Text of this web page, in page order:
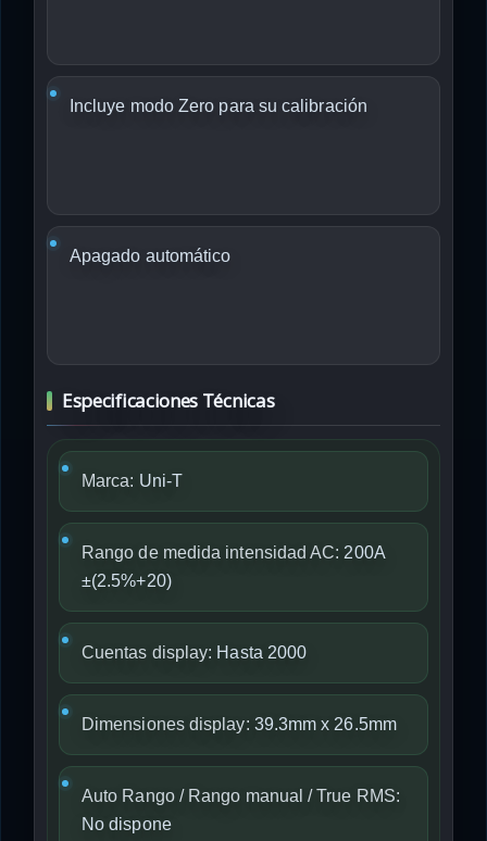
Incluye modo Zero para su calibración
Apagado automático
Especificaciones Técnicas
Marca: Uni-T
Rango de medida intensidad AC: 200A
±(2.5%+20)
Cuentas display: Hasta 2000
Dimensiones display: 39.3mm x 26.5mm
Auto Rango / Rango manual / True RMS:
No dispone